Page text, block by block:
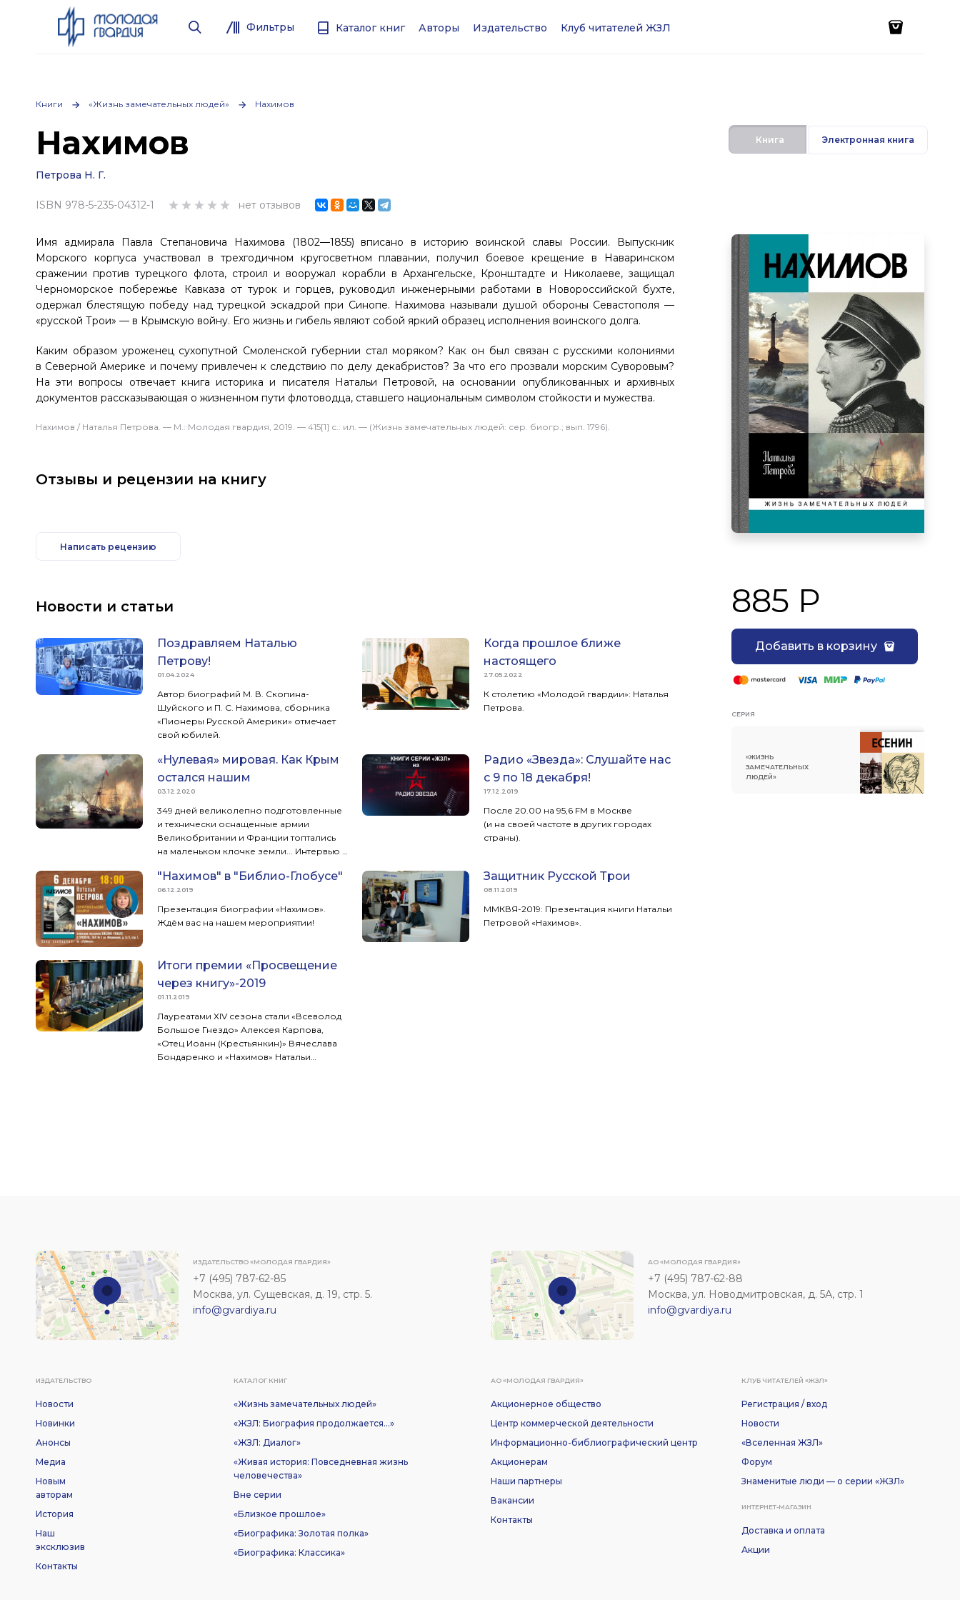
Фильтры Каталог книг Авторы Издательство Клуб читателей ЖЗЛ
Книги «Жизнь замечательных людей» Нахимов
Нахимов
Петрова Н. Г.
ISBN 978-5-235-04312-1 нет отзывов
Книга Электронная книга
Имя адмирала Павла Степановича Нахимова (1802—1855) вписано в историю воинской славы России. Выпускник
Морского корпуса участвовал в трехгодичном кругосветном плавании, получил боевое крещение в Наваринском
сражении против турецкого флота, строил и вооружал корабли в Архангельске, Кронштадте и Николаеве, защищал
Черноморское побережье Кавказа от турок и горцев, руководил инженерными работами в Новороссийской бухте,
одержал блестящую победу над турецкой эскадрой при Синопе. Нахимова называли душой обороны Севастополя —
«русской Трои» — в Крымскую войну. Его жизнь и гибель являют собой яркий образец исполнения воинского долга.
Каким образом уроженец сухопутной Смоленской губернии стал моряком? Как он был связан с русскими колониями
в Северной Америке и почему привлечен к следствию по делу декабристов? За что его прозвали морским Суворовым?
На эти вопросы отвечает книга историка и писателя Натальи Петровой, на основании опубликованных и архивных
документов рассказывающая о жизненном пути флотоводца, ставшего национальным символом стойкости и мужества.
Нахимов / Наталья Петрова. — М.: Молодая гвардия, 2019. — 415[1] с.: ил. — (Жизнь замечательных людей: сер. биогр.; вып. 1796).
Отзывы и рецензии на книгу
Написать рецензию
Новости и статьи
Поздравляем Наталью
Петрову!
01.04.2024
Автор биографий М. В. Скопина-
Шуйского и П. С. Нахимова, сборника
«Пионеры Русской Америки» отмечает
свой юбилей.
Когда прошлое ближе
настоящего
27.05.2022
К столетию «Молодой гвардии»: Наталья
Петрова.
«Нулевая» мировая. Как Крым
остался нашим
03.12.2020
349 дней великолепно подготовленные
и технически оснащенные армии
Великобритании и Франции топтались
на маленьком клочке земли... Интервью с
биографии Нахимова.
Радио «Звезда»: Слушайте нас
с 9 по 18 декабря!
17.12.2019
После 20.00 на 95,6 FM в Москве
(и на своей частоте в других городах
страны).
"Нахимов" в "Библио-Глобусе"
06.12.2019
Презентация биографии «Нахимов».
Ждём вас на нашем мероприятии!
Защитник Русской Трои
08.11.2019
ММКВЯ-2019: Презентация книги Натальи
Петровой «Нахимов».
Итоги премии «Просвещение
через книгу»-2019
01.11.2019
Лауреатами XIV сезона стали «Всеволод
Большое Гнездо» Алексея Карпова,
«Отец Иоанн (Крестьянкин)» Вячеслава
Бондаренко и «Нахимов» Натальи
885 Р
Добавить в корзину
СЕРИЯ
«ЖИЗНЬ
ЗАМЕЧАТЕЛЬНЫХ
ЛЮДЕЙ»
ИЗДАТЕЛЬСТВО «МОЛОДАЯ ГВАРДИЯ»
+7 (495) 787-62-85
Москва, ул. Сущевская, д. 19, стр. 5.
info@gvardiya.ru
АО «МОЛОДАЯ ГВАРДИЯ»
+7 (495) 787-62-88
Москва, ул. Новодмитровская, д. 5А, стр. 1
info@gvardiya.ru
ИЗДАТЕЛЬСТВО
Новости
Новинки
Анонсы
Медиа
Новым
авторам
История
Наш
эксклюзив
Контакты
КАТАЛОГ КНИГ
«Жизнь замечательных людей»
«ЖЗЛ: Биография продолжается...»
«ЖЗЛ: Диалог»
«Живая история: Повседневная жизнь
человечества»
Вне серии
«Близкое прошлое»
«Биографика: Золотая полка»
«Биографика: Классика»
АО «МОЛОДАЯ ГВАРДИЯ»
Акционерное общество
Центр коммерческой деятельности
Информационно-библиографический центр
Акционерам
Наши партнеры
Вакансии
Контакты
КЛУБ ЧИТАТЕЛЕЙ «ЖЗЛ»
Регистрация / вход
Новости
«Вселенная ЖЗЛ»
Форум
Знаменитые люди — о серии «ЖЗЛ»
ИНТЕРНЕТ-МАГАЗИН
Доставка и оплата
Акции